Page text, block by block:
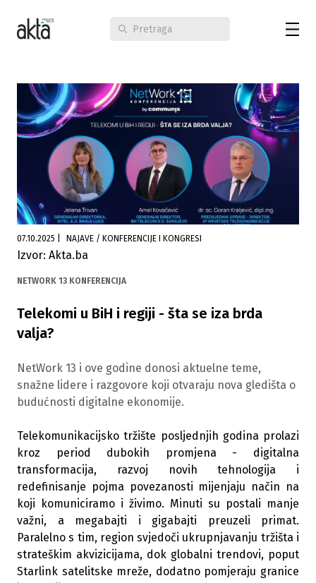
07.10.2025 NAJAVE / KONFERENCIJE I KONGRESI
Izvor: Akta.ba
NETWORK 13 KONFERENCIJA
Telekomi u BiH i regiji - šta se iza brda
valja?
NetWork 13 i ove godine donosi aktuelne teme,
snažne lidere i razgovore koji otvaraju nova gledišta o
budućnosti digitalne ekonomije.
Telekomunikacijsko tržište posljednjih godina prolazi
kroz period dubokih promjena - digitalna
transformacija, razvoj novih tehnologija i
redefinisanje pojma povezanosti mijenjaju način na
koji komuniciramo i živimo. Minuti su postali manje
važni, a megabajti i gigabajti preuzeli primat.
Paralelno s tim, region svjedoči ukrupnjavanju tržišta i
strateškim akvizicijama, dok globalni trendovi, poput
Starlink satelitske mreže, dodatno pomjeraju granice